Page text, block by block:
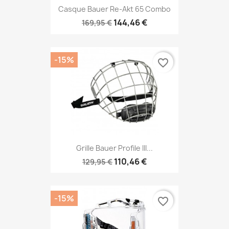
Casque Bauer Re-Akt 65 Combo
169,95 € 144,46 €
Grille Bauer Profile III...
129,95 € 110,46 €
-15% favorite_border
-15% favorite_border